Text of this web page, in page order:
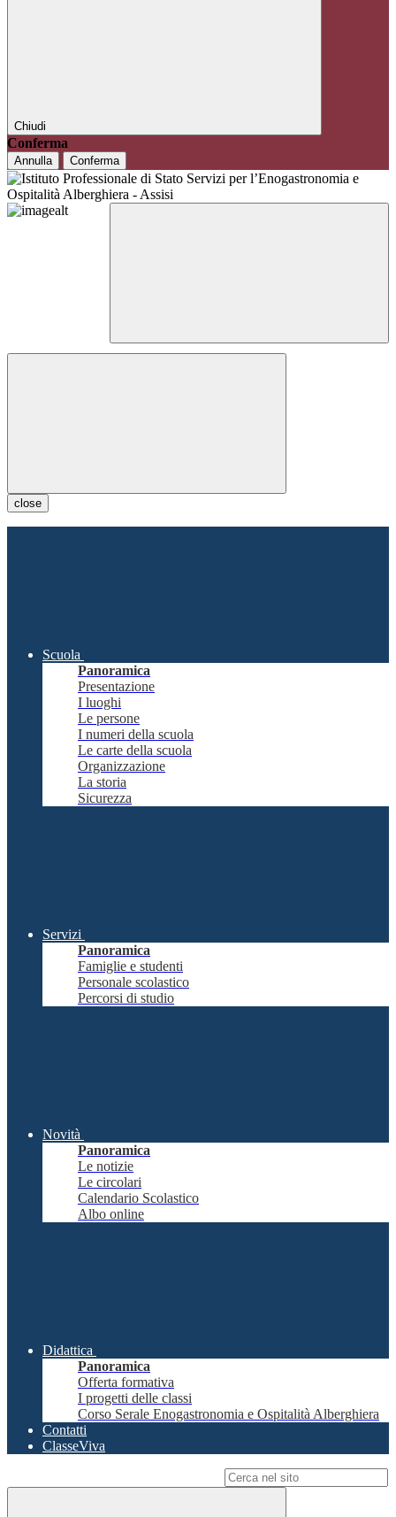
Chiudi
Conferma
Annulla Conferma
close
Scuola
Panoramica
Presentazione
I luoghi
Le persone
I numeri della scuola
Le carte della scuola
Organizzazione
La storia
Sicurezza
Servizi
Panoramica
Famiglie e studenti
Personale scolastico
Percorsi di studio
Novità
Panoramica
Le notizie
Le circolari
Calendario Scolastico
Albo online
Didattica
Panoramica
Offerta formativa
I progetti delle classi
Corso Serale Enogastronomia e Ospitalità Alberghiera
Contatti
ClasseViva